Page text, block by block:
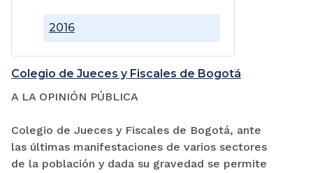
2016
Colegio de Jueces y Fiscales de Bogotá
A LA OPINIÓN PÚBLICA
Colegio de Jueces y Fiscales de Bogotá, ante
las últimas manifestaciones de varios sectores
de la población y dada su gravedad se permite